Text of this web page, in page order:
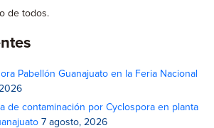
de todos.
Pabellón Guanajuato en la Feria Nacional
de contaminación por Cyclospora en planta
7 agosto, 2026